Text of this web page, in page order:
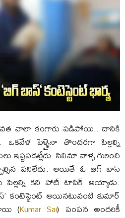
చాలా కంగారు పడిపోయి.. దానికి
ఒకవేళ పెళ్ళైనా తొందరగా పిల్లల్ని
ఇష్టపడట్లేదు. సినిమా వాళ్ళ గురించి
పనిలేదు. అయితే ఓ బిగ్ బాస్
పిల్లల్ని కని హాట్ టాపిక్ అయ్యాడు.
కంటెస్టెంట్ అయినటువంటి కుమార్
(Kumar Sai) పంపన అందరికీ